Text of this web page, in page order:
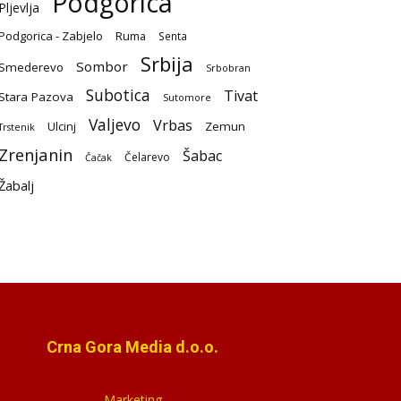
Pljevlja
- Zabjelo Ruma Senta
Smederevo Sombor Srbija Srbobran
Stara Pazova Subotica Sutomore Tivat
Ulcinj Valjevo Vrbas Zemun
Zrenjanin Čačak Čelarevo Šabac
Crna Gora Media d.o.o.